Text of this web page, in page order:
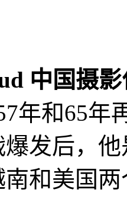
中国摄
年和65年
发后，
和美国